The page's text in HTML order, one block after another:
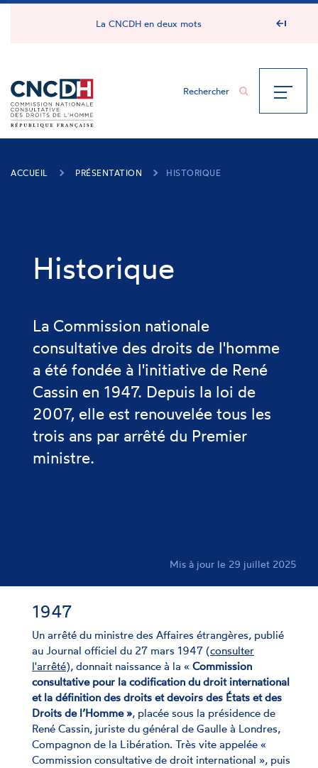
Panneau de gestion des cookies
La CNCDH en deux mots
ACCUEIL PRÉSENTATION HISTORIQUE
Historique
La Commission nationale
consultative des droits de l'homme
a été fondée à l'initiative de René
Cassin en 1947. Depuis la loi de
2007, elle est renouvelée tous les
trois ans par arrêté du Premier
ministre.
Mis à jour le 29 juillet 2025
1947
Un arrêté du ministre des Affaires étrangères, publié
au Journal officiel du 27 mars 1947 (consulter
l'arrêté), donnait naissance à la « Commission
consultative pour la codification du droit international
et la définition des droits et devoirs des États et des
Droits de l’Homme », placée sous la présidence de
René Cassin, juriste du général de Gaulle à Londres,
Compagnon de la Libération. Très vite appelée «
Commission consultative de droit international », puis